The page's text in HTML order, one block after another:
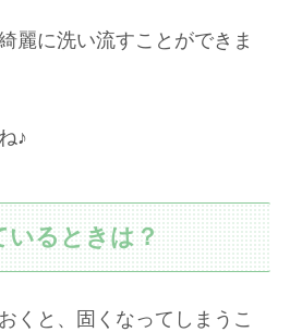
麗に洗い流すことができま
♪
いるときは？
くと、固くなってしまうこ